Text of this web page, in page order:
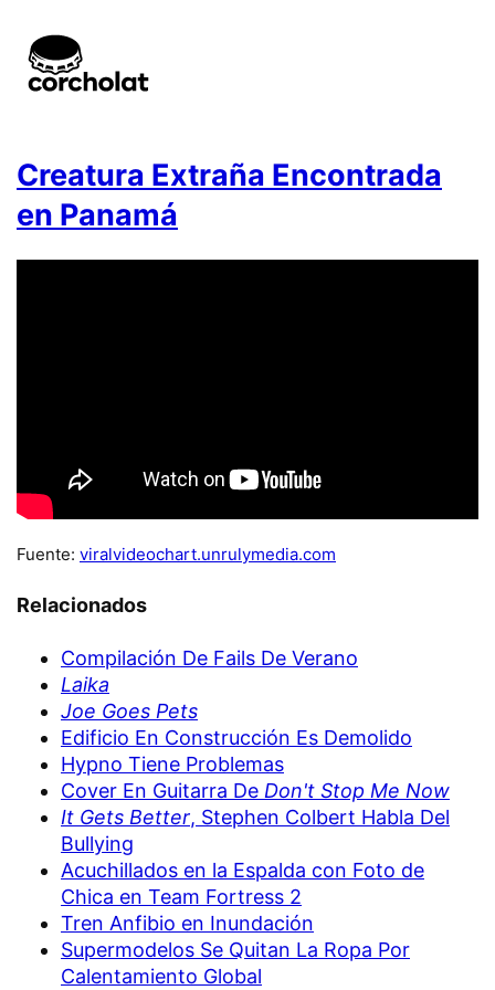
Creatura Extraña Encontrada
en Panamá
Fuente: viralvideochart.unrulymedia.com
Relacionados
Compilación De Fails De Verano
Laika
Joe Goes Pets
Edificio En Construcción Es Demolido
Hypno Tiene Problemas
Cover En Guitarra De Don't Stop Me Now
It Gets Better, Stephen Colbert Habla Del
Bullying
Acuchillados en la Espalda con Foto de
Chica en Team Fortress 2
Tren Anfibio en Inundación
Supermodelos Se Quitan La Ropa Por
Calentamiento Global